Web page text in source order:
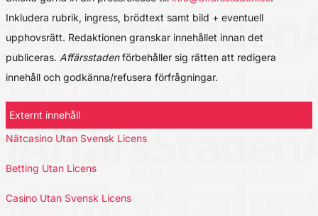
Inkludera rubrik, ingress, brödtext samt bild + eventuell
upphovsrätt. Redaktionen granskar innehållet innan det
publiceras. Affärsstadenförbehåller sig rätten att redigera
innehåll och godkänna/refusera förfrågningar.
Externt innehåll
Nätcasino Utan Svensk Licens
Betting Utan Licens
Casino Utan Svensk Licens